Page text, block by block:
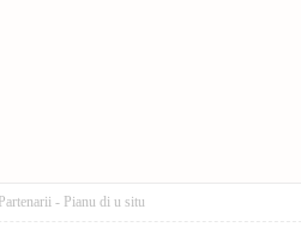
Partenarii - Pianu di u situ